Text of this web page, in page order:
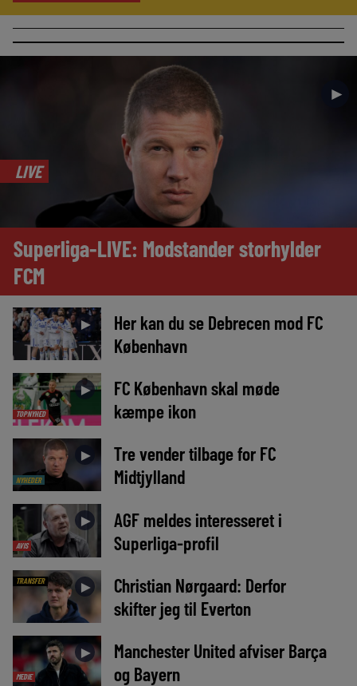
►
LIVE
Superliga-LIVE: Modstander storhylder
FCM
►
Her kan du se Debrecen mod FC
København
TOPNYHED
►
FC København skal møde
kæmpe ikon
NYHEDER
►
Tre vender tilbage for FC
Midtjylland
AVIS
►
AGF meldes interesseret i
Superliga-profil
TRANSFER ►
Christian Nørgaard: Derfor
skifter jeg til Everton
MEDIE
►
Manchester United afviser Barça
og Bayern